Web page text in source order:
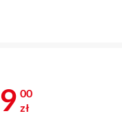
1 219 zł
00
zł